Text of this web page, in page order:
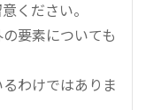
ください。
要素についても
わけではありま